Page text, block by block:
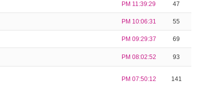
PM 11:39:29 47
PM 10:06:31 55
PM 09:29:37 69
PM 08:02:52 93
PM 07:50:12 141